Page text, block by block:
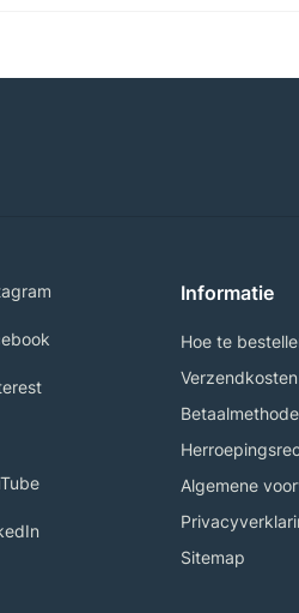
Informatie
Hoe te
Algemene
Sitemap